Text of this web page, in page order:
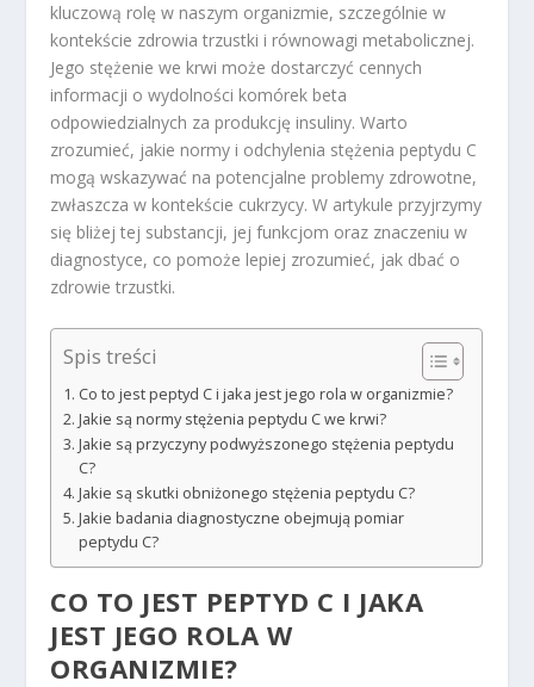
kluczową rolę w naszym organizmie, szczególnie w
kontekście zdrowia trzustki i równowagi metabolicznej.
Jego stężenie we krwi może dostarczyć cennych
informacji o wydolności komórek beta
odpowiedzialnych za produkcję insuliny. Warto
zrozumieć, jakie normy i odchylenia stężenia peptydu C
mogą wskazywać na potencjalne problemy zdrowotne,
zwłaszcza w kontekście cukrzycy. W artykule przyjrzymy
się bliżej tej substancji, jej funkcjom oraz znaczeniu w
diagnostyce, co pomoże lepiej zrozumieć, jak dbać o
zdrowie trzustki.
Spis treści
Co to jest peptyd C i jaka jest jego rola w organizmie?
Jakie są normy stężenia peptydu C we krwi?
Jakie są przyczyny podwyższonego stężenia peptydu
C?
Jakie są skutki obniżonego stężenia peptydu C?
Jakie badania diagnostyczne obejmują pomiar
peptydu C?
CO TO JEST PEPTYD C I JAKA
JEST JEGO ROLA W
ORGANIZMIE?